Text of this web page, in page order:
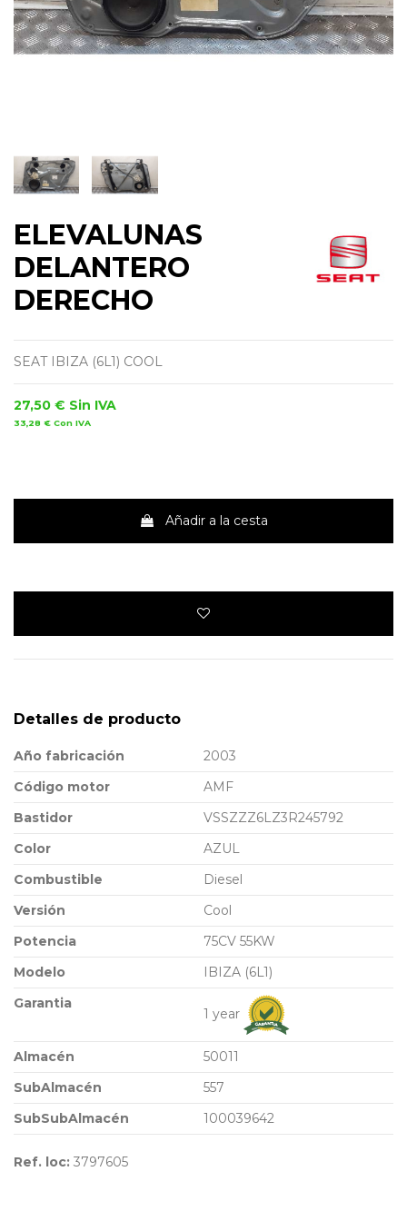
ELEVALUNAS
DELANTERO
DERECHO
SEAT IBIZA (6L1) COOL
27,50 € Sin IVA
33,28 € Con IVA
Añadir a la cesta
Detalles de producto
Año fabricación
2003
Código motor
AMF
Bastidor
VSSZZZ6LZ3R245792
Color
AZUL
Combustible
Diesel
Versión
Cool
Potencia
75CV 55KW
Modelo
IBIZA (6L1)
Garantia
1 year
Almacén
50011
SubAlmacén
557
SubSubAlmacén
100039642
Ref. loc: 3797605